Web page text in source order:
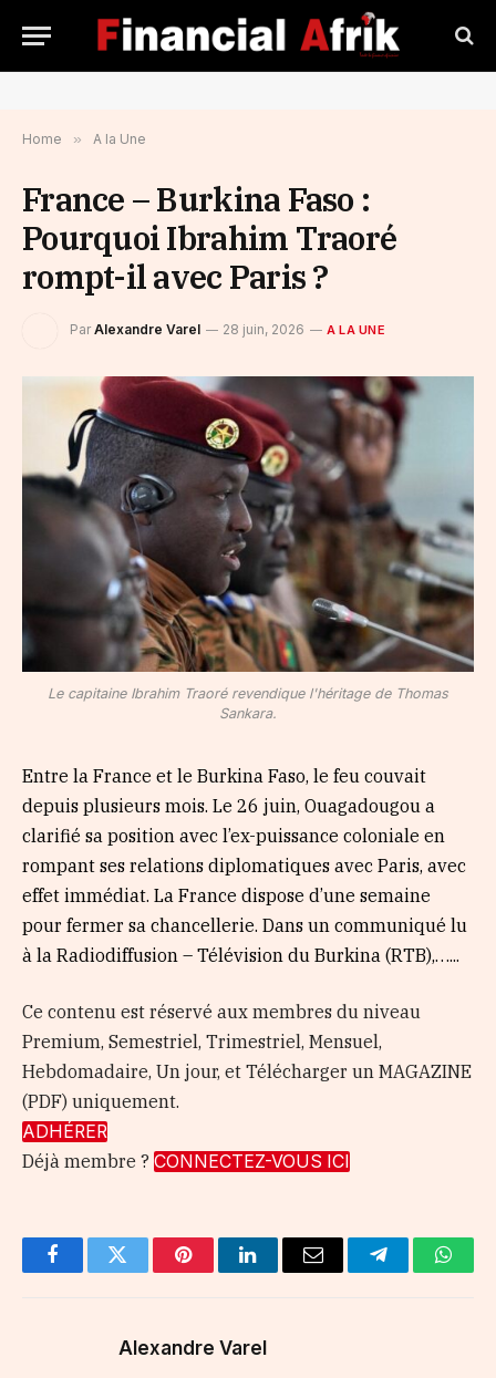
Home » A la Une
France – Burkina Faso :
Pourquoi Ibrahim Traoré
rompt-il avec Paris ?
Par Alexandre Varel 28 juin, 2026 A LA UNE
Le capitaine Ibrahim Traoré revendique l'héritage de Thomas
Sankara.
Entre la France et le Burkina Faso, le feu couvait
depuis plusieurs mois. Le 26 juin, Ouagadougou a
clarifié sa position avec l’ex-puissance coloniale en
rompant ses relations diplomatiques avec Paris, avec
effet immédiat. La France dispose d’une semaine
pour fermer sa chancellerie. Dans un communiqué lu
à la Radiodiffusion – Télévision du Burkina (RTB),…...
Ce contenu est réservé aux membres du niveau
Premium, Semestriel, Trimestriel, Mensuel,
Hebdomadaire, Un jour, et Télécharger un MAGAZINE
(PDF) uniquement.
ADHÉRER
Déjà membre ? CONNECTEZ-VOUS ICI
FacebookTwitter PinterestLinkedInEmail Telegram
Alexandre Varel